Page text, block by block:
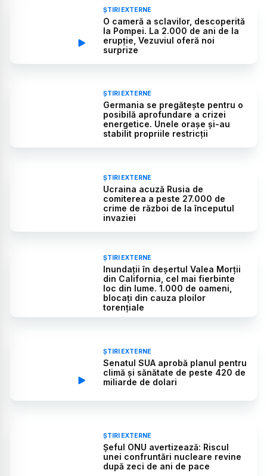
ȘTIRI EXTERNE
O cameră a sclavilor, descoperită
la Pompei. La 2.000 de ani de la
erupție, Vezuviul oferă noi
surprize
ȘTIRI EXTERNE
Germania se pregătește pentru o
posibilă aprofundare a crizei
energetice. Unele orașe și-au
stabilit propriile restricții
ȘTIRI EXTERNE
Ucraina acuză Rusia de
comiterea a peste 27.000 de
crime de război de la începutul
invaziei
ȘTIRI EXTERNE
Inundații în deșertul Valea Morții
din California, cel mai fierbinte
loc din lume. 1.000 de oameni,
blocați din cauza ploilor
torențiale
ȘTIRI EXTERNE
Senatul SUA aprobă planul pentru
climă și sănătate de peste 420 de
miliarde de dolari
ȘTIRI EXTERNE
Șeful ONU avertizează: Riscul
unei confruntări nucleare revine
după zeci de ani de pace